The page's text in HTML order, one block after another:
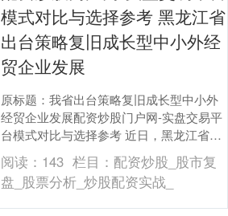
模式对比与选择参考 黑龙江省
出台策略复旧成长型中小外经
贸企业发展
原标题：我省出台策略复旧成长型中小外
经贸企业发展配资炒股门户网-实盘交易平
台模式对比与选择参考 近日，黑龙江省崇
拜印发《对于复旧成长型中小外经贸企业
发展的多少策....
阅读： 143 栏目： 配资炒股_股市复
盘_股票分析_炒股配资实战_